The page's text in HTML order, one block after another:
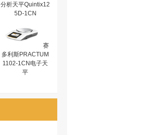
分析天平Quintix12
5D-1CN
赛
多利斯PRACTUM
1102-1CN电子天
平